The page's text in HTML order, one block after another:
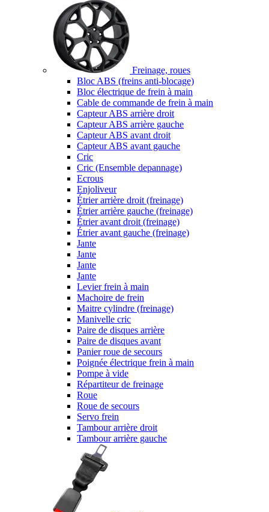
Freinage, roues
Bloc ABS (freins anti-blocage)
Bloc électrique de frein à main
Cable de commande de frein à main
Capteur ABS arrière droit
Capteur ABS arrière gauche
Capteur ABS avant droit
Capteur ABS avant gauche
Cric
Cric (Ensemble depannage)
Ecrous
Enjoliveur
Étrier arrière droit (freinage)
Étrier arrière gauche (freinage)
Étrier avant droit (freinage)
Étrier avant gauche (freinage)
Jante
Jante
Jante
Jante
Levier frein à main
Machoire de frein
Maitre cylindre (freinage)
Manivelle cric
Paire de disques arrière
Paire de disques avant
Panier roue de secours
Poignée électrique frein à main
Pompe à vide
Répartiteur de freinage
Roue
Roue de secours
Servo frein
Tambour arrière droit
Tambour arrière gauche